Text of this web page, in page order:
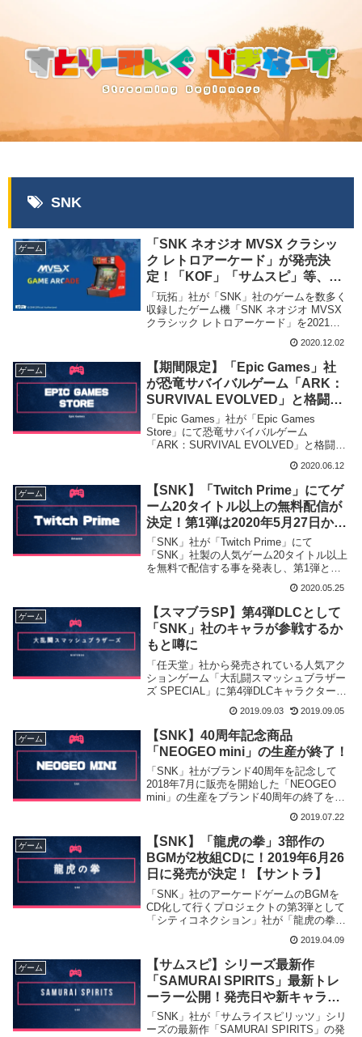
SNK
ゲーム
「SNK ネオジオ MVSX クラシッ
ク レトロアーケード」が発売決
定！「KOF」「サムスピ」等、名
作が50本収録
「玩拓」社が「SNK」社のゲームを数多く
収録したゲーム機「SNK ネオジオ MVSX
クラシック レトロアーケード」を2021年1
2020.12.02
ゲーム
【期間限定】「Epic Games」社
が恐竜サバイバルゲーム「ARK：
SURVIVAL EVOLVED」と格闘ゲ
ーム「サムライスピリッツ
NEOGEO COLLECTION」の無料
配布を開始！
「Epic Games」社が「Epic Games
Store」にて恐竜サバイバルゲーム
「ARK：SURVIVAL EVOLVED」と格闘ゲ
COLLECTION」の2タイトルを2020年6月
18日終日までの期間限定で無料配布を開始
致しました。
2020.06.12
ゲーム
【SNK】「Twitch Prime」にてゲ
ーム20タイトル以上の無料配信が
決定！第1弾は2020年5月27日から
スタート
「SNK」社が「Twitch Prime」にて
「SNK」社製の人気ゲーム20タイトル以上
を無料で配信する事を発表し、第1弾とし
月27日より期間限定で無料配信する事を明
らかと致しました。
2020.05.25
ゲーム
【スマブラSP】第4弾DLCとして
「SNK」社のキャラが参戦するか
もと噂に
「任天堂」社から発売されている人気アク
ションゲーム「大乱闘スマッシュブラザー
ズ SPECIAL」に第4弾DLCキャラクターと
ムで著名な「SNK」社のキャラクターが参
戦するかも、と言う噂が立ちました。
2019.09.03 2019.09.05
ゲーム
【SNK】40周年記念商品
「NEOGEO mini」の生産が終了！
「SNK」社がブランド40周年を記念して
2018年7月に販売を開始した「NEOGEO
mini」の生産をブランド40周年の終了を機
に終了する事を発表致しました。
2019.07.22
ゲーム
【SNK】「龍虎の拳」3部作の
BGMが2枚組CDに！2019年6月26
日に発売が決定！【サントラ】
「SNK」社のアーケードゲームのBGMを
CD化して行くプロジェクトの第3弾として
「シティコネクション」社が「龍虎の拳」
ARCADE SOUND DIGITAL COLLECTION
Vol.3」を2019年6月26日に発売すると発表
致しました。
2019.04.09
ゲーム
【サムスピ】シリーズ最新作
「SAMURAI SPIRITS」最新トレ
ーラー公開！発売日や新キャラも
発表！【侍魂】
「SNK」社が「サムライスピリッツ」シリ
ーズの最新作「SAMURAI SPIRITS」の発